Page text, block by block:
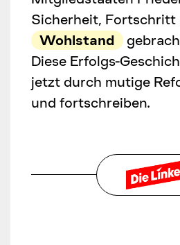
Sicherheit, Fortschritt
Wohlstand
Diese Erfolgs-
jetzt durch mutige
und fortschreiben.